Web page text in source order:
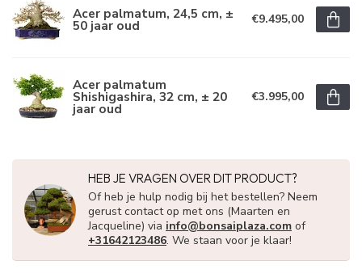
Acer palmatum, 24,5 cm, ±
50 jaar oud €9.495,00
Acer palmatum
Shishigashira, 32 cm, ± 20
jaar oud
€3.995,00
HEB JE VRAGEN OVER DIT PRODUCT?
Of heb je hulp nodig bij het bestellen? Neem
gerust contact op met ons (Maarten en
Jacqueline) via info@bonsaiplaza.com of
+31642123486. We staan voor je klaar!